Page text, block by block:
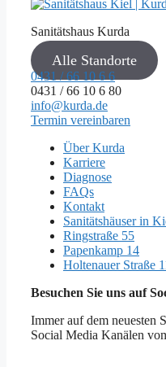
Sanitätshaus Kurda
Alle Standorte
0431 / 66 10 6 6
0431 / 66 10 6 80
info@kurda.de
Termin vereinbaren
Über Kurda
Karriere
Diagnose
FAQs
Kontakt
Sanitätshäuser in
Ringstraße 55
Papenkamp 14
Holtenauer Straße
Besuchen Sie uns auf
Immer auf dem neuesten
Social Media Kanälen